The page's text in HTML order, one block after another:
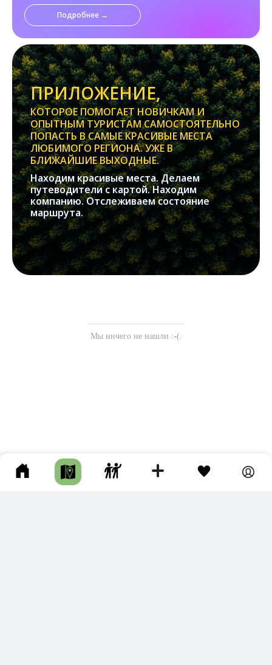
Подробнее →
ПРИЛОЖЕНИЕ,
КОТОРОЕ ПОМОГАЕТ НОВИЧКАМ И
ОПЫТНЫМ ТУРИСТАМ САМОСТОЯТЕЛЬНО
ПОПАСТЬ В САМЫЕ КРАСИВЫЕ МЕСТА
ЛЮБИМОГО РЕГИОНА. УЖЕ В
БЛИЖАЙШИЕ ВЫХОДНЫЕ.
Находим красивые места. Делаем
путеводители с картой. Находим
компанию. Отслеживаем состояние
маршрута.
Мы ничего не нашли :-(.